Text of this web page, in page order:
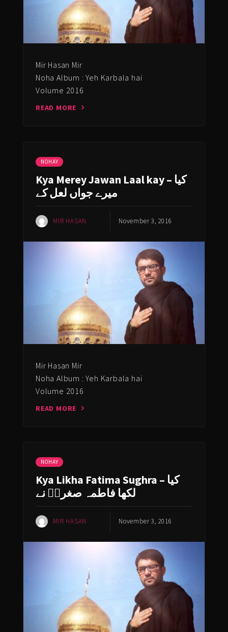
Mir Hasan Mir
Noha Album : Yeh Karbala hai
Volume 2016
READ MORE
NOHAY
Kya Merey Jawan Laal kay – کیا
میرے جواں لعل کے
MIR HASAN November 3, 2016
Mir Hasan Mir
Noha Album : Yeh Karbala hai
Volume 2016
READ MORE
NOHAY
Kya Likha Fatima Sughra – کیا
لکھا فاطمہ صغراؑ نے
MIR HASAN November 3, 2016